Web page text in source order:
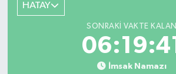
HATAY
SONRAKI VAKTE KALAN
06:19:41
İmsak Namazı